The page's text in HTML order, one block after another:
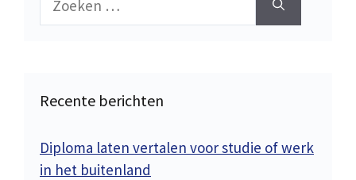
Recente berichten
Diploma laten vertalen voor studie of werk
in het buitenland